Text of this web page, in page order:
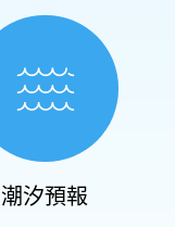
潮汐預報